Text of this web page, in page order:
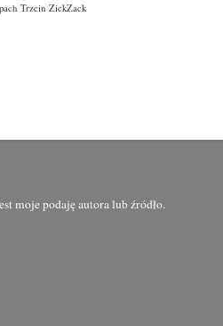
Trzcin ZickZack
moje podaję autora lub źródło.